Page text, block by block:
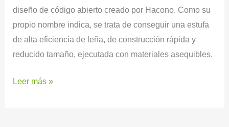
diseño de código abierto creado por Hacono. Como su
propio nombre indica, se trata de conseguir una estufa
de alta eficiencia de leña, de construcción rápida y
reducido tamaño, ejecutada con materiales asequibles.
Leer más »